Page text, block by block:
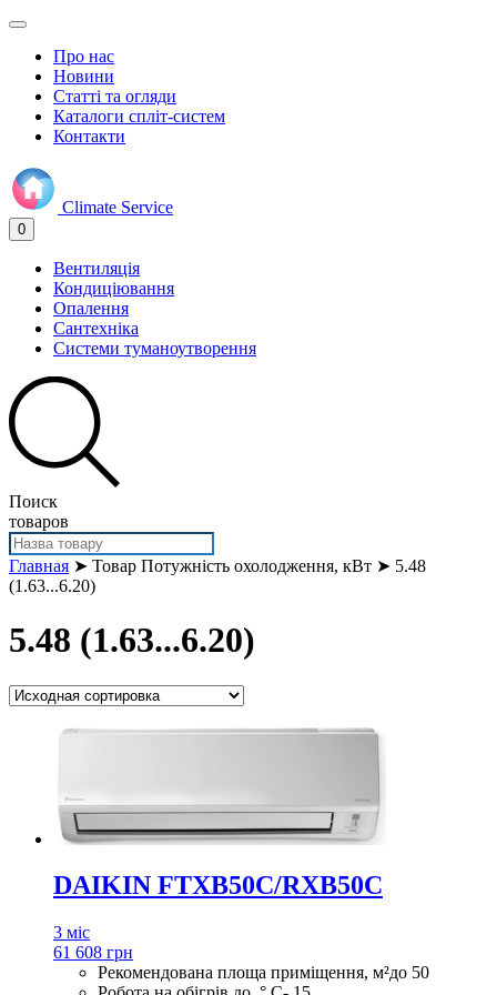
Про нас
Новини
Статті та огляди
Каталоги спліт-систем
Контакти
Climate Service
0
Вентиляція
Кондиціювання
Опалення
Сантехніка
Системи туманоутворення
Поиск
товаров
Главная ➤ Товар Потужність охолодження, кВт ➤ 5.48
(1.63...6.20)
5.48 (1.63...6.20)
DAIKIN FTXB50C/RXB50C
3 міс
61 608 грн
Рекомендована площа приміщення, м²до 50